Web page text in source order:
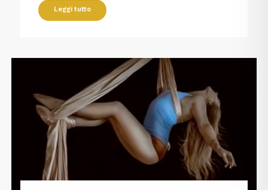
Leggi tutto